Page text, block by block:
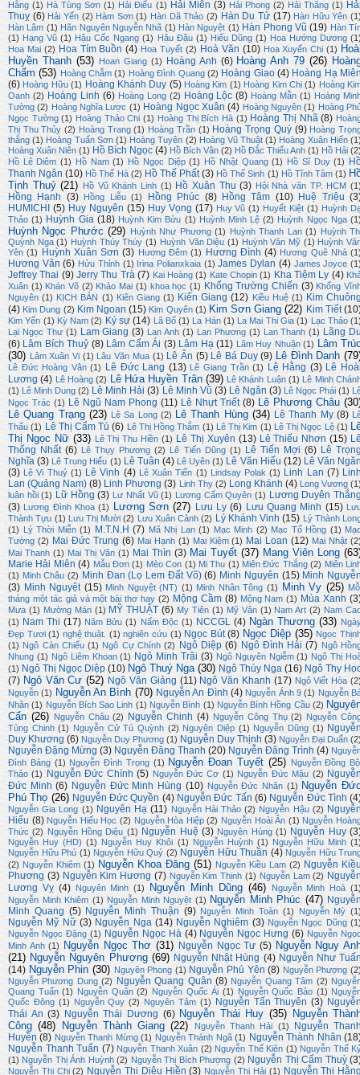
Hằng (1) Hà Tùng Sơn (1) Hải Điểu (1) Hải Miên (3) Hải Phong (2) Hải Thăng (1)
Thuỵ (6) Hải Yến (2) Hàm Sơn (1) Hàn Dã Thảo (2) Hàn Du Tử (17) Hàn Hữu Yên
Hàn Lâm (1) Hãn Nguyên Nguyễn Nhã (1) Hàn Nguyệt (1) Hàn Phong Vũ (19) Hàn
(1) Hạng Vũ (1) Hậu Cốc Ngang (1) Hậu Đậu (1) Hiếu Dũng (1) Hoa Hướng Dương
Hoa Mai (2) Hoa Tím Buồn (4) Hoa Tuyết (2) Hoà Văn (10) Hoa Xuyến Chi (1)
Huyền Thanh (53) Hoan Giang (1) Hoàng Anh (6) Hoàng Anh 79 (26)
Chẩm (53) Hoàng Chẫm (1) Hoàng Đình Quang (2) Hoàng Giao (4) Hoàng Hạ
(6) Hoàng Hữu (1) Hoàng Khánh Duy (5) Hoàng Kim (1) Hoàng Kim Chi (1) Hoàng
Oanh (2) Hoàng Linh (6) Hoàng Long (2) Hoàng Lộc (8) Hoàng Mẫn (1) Hoàng
Tường (2) Hoàng Nghĩa Lược (1) Hoàng Ngọc Xuân (4) Hoàng Nguyên (1) Hoàng
Ngọc Tường (1) Hoàng Thảo Chi (1) Hoàng Thị Bích Hà (1) Hoàng Thị Nhã (8)
Thị Thu Thủy (2) Hoàng Trang (1) Hoàng Trần (1) Hoàng Trọng Quý (9) Hoàng
thắng (1) Hoàng Tuấn Sơn (1) Hoàng Tuyên (2) Hoàng Vũ Thuật (1) Hoàng Xuân Hiến
Hoàng Xuân Niên (1) Hồ Bích Ngọc (4) Hồ Bích Vân (2) Hồ Đắc Thiếu Anh (1) Hồ Hải
Hồ Lê Diêm (1) Hồ Nam (1) Hồ Ngọc Diệp (1) Hồ Nhật Quang (1) Hồ Sĩ Duy (1)
Thanh Ngân (10) Hồ Thế Hà (2) Hồ Thế Phất (3) Hồ Thế Sinh (1) Hồ Tĩnh Tâm (1)
Tịnh Thuỷ (21) Hồ Vũ Khánh Linh (1) Hồ Xuân Thu (3) Hội Nhà văn TP. HCM
Hồng Hạnh (3) Hồng Liễu (1) Hồng Phúc (8) Hồng Tâm (10) Huệ Triệu
HUMICHI
(5) Huy Nguyên (15) Huy Vọng (17) Huy Vũ (1) Huyết Kiệt (1) Huỳnh
Thảo (1) Huỳnh Gia (18) Huỳnh Kim Bửu (1) Huỳnh Minh Lệ (2) Huỳnh Ngọc Nga
Huỳnh Ngọc Phước (29) Huỳnh Như Phương (1) Huỳnh Thanh Lan (1) Huỳnh
Quỳnh Nga (1) Huỳnh Thúy Thúy (1) Huỳnh Văn Diệu (1) Huỳnh Văn Mỹ (1) Huỳnh
Yên (1) Huỳnh Xuân Sơn (3) Hương Đêm (1) Hương Đình (4) Hương Quê Nhà
Hương Văn (6) Hửu Thỉnh (1) Irina Polianxkaia (1) James Dylan (4) James Joyce
Jeffrey Thai (9) Jerry Thu Trà (7) Kai Hoàng (1) Kate Chopin (1) Kha Tiệm Ly (4)
Xuân (1) Khán Võ (2) Khảo Mai (1) khoa học (1) Khổng Trường Chiến (3) Khổng
Nguyên (1) KỊCH BẢN (1) Kiên Giang (1) Kiến Giang (12) Kiều Huệ (1) Kim
(4) Kim Dung (2) Kim Ngoan (15) Kim Quyên (1) Kim Sơn Giang (22) Kim Tiết
Kim Yến (1) Kỳ Nam (2) Ký sự (14) Lã Bố (1) La Hán (1) La Mai Thi Gia (1) Lạc Thảo
Lại Ngọc Thư (1) Lam Giang (3) Lan Anh (1) Lan Phương (1) Lan Thanh (1) Lãng
(6) Lâm Bích Thuỷ (8) Lâm Cẩm Ái (3) Lâm Hạ (11) Lâm Huy Nhuận (1) Lâm
(30) Lâm Xuân Vi (1) Lâu Văn Mua (1) Lê Ân (5) Lê Bá Duy (9) Lê Đình Danh
Lê Đức Hoàng Vân (1) Lê Đức Lang (13) Lê Giang Trần (1) Lệ Hằng (3) Lê
Lương (4) Lê Hoàng (2) Lê Hứa Huyền Trân (39) Lê Khánh Luận (1) Lê Minh
(1) Lê Minh Dung (2) Lê Minh Hải (3) Lê Minh Vũ (3) Lê Ngân (3) Lê Ngọc Phái (1)
Ngọc Trác (1) Lê Ngũ Nam Phong (11) Lê Nhựt Triết (8) Lê Phương Châu
Lê Quang Trạng (23) Lê Sa Long (2) Lê Thanh Hùng (34) Lê Thanh My (8)
Thấu (1) Lê Thị Cẩm Tú (6) Lê Thị Hồng Thắm (1) Lê Thị Kim (1) Lê Thị Ngọc Lệ (1)
Thị Ngọc Nữ (33) Lê Thị Thu Hiền (1) Lê Thị Xuyên (13) Lê Thiếu Nhơn (15)
Thống Nhất (6) Lê Thụy Phương (2) Lê Tiến Dũng (1) Lê Tiến Mợi (6) Lê
Nghĩa (3) Lê Trung Hiếu (1) Lê Tuân (4) Lê Uyên (1) Lê Văn Hiếu (12) Lê Văn
(3) Lê Vi Thuỷ (1) Lê Vinh (4) Lê Xuân Tiến (1) Lindsay Polak (1) Linh Lan (7)
Lan (Quảng Nam) (8) Linh Phương (3) Linh Thy (2) Long Khánh (4) Long Vương
luân hồi (1) Lữ Hồng (3) Lư Nhất Vũ (1) Lương Cẩm Quyên (1) Lương Duyên
(3) Lương Đình Khoa (1) Lương Sơn (27) Lưu Ly (6) Lưu Quang Minh (15)
Thành Tựu (1) Lưu Thị Mười (2) Lưu Xuân Cảnh (2) Lý Khánh Vinh (15) Lý Thành
(1) Lý Thời Miễn (1) M.T.N.H (7) Mã Nhị Lan (1) Mạc Minh (2) Mạc Tố Hồng (1)
Tường (2) Mai Đức Trung (6) Mai Hạnh (1) Mai Kiệm (1) Mai Loan (12) Mai Nhật
Mai Thanh (1) Mai Thị Vân (1) Mai Thìn (3) Mai Tuyết (37) Mang Viên Long
Marie Hải Miên (4) Mẫu Đơn (1) Mèo Con (1) Mi Thu (1) Miên Đức Thắng (2) Miên
(1) Minh Châu (2) Minh Đan (Lọ Lem Đất Võ) (6) Minh Nguyên (15) Minh
(3) Minh Nguyệt (15) Minh Nguyệt (NT) (1) Minh Nhân Tông (1) Minh Vy (25)
tháng một tác giả và một bài thơ hay (2) Mộng Cầm (8) Mộng Nam (1) Mùa Xanh
Mưa (1) Mường Mán (1) MỸ THUẬT (6) My Tiên (1) Mỹ Vân (1) Nam Art (2) Nam
(1) Nam Thi (17) Năm Bửu (1) Nấm Độc (1) NCCGL (4) Ngàn Thương (33)
Đẹp Tươi (1) nghệ thuật. (1) nghiên cứu (1) Ngọc Bút (8) Ngọc Diệp (35) Ngọc
(1) Ngô Càn Chiểu (1) Ngô Cự Chính (2) Ngô Diệp (6) Ngô Đình Hải (7) Ngô
Nhung (1) Ngô Liêm Khoan (1) Ngô Minh Trãi (3) Ngô Nguyên Ngiễm (1) Ngô Thị
(1) Ngô Thị Ngọc Diệp (10) Ngô Thuý Nga (30) Ngô Thúy Nga (16) Ngô Thy
(7) Ngô Văn Cư (52) Ngô Văn Giảng (11) Ngô Văn Khanh (17) Ngô Viết Hòa
Nguyễn (1) Nguyễn An Bình (70) Nguyễn An Đình (4) Nguyễn Ánh 9 (1) Nguyễn
Nhân (1) Nguyễn Bích Sao Linh (1) Nguyễn Bình (1) Nguyễn Bính Hồng Cầu (2)
Cẩn (26) Nguyễn Châu (2) Nguyễn Chinh (4) Nguyễn Công Thụ (2) Nguyễn
Tùng Chinh (1) Nguyễn Cử Tú Quỳnh (2) Nguyên Diệp (1) Nguyễn Dũng (1)
Duy Khương (6) Nguyễn Duy Phương (1) Nguyễn Duy Thịnh (3) Nguyễn Đại Duẩn
Nguyễn Đặng Mừng (3) Nguyễn Đăng Thanh (20) Nguyễn Đăng Trình (4)
Đình Bảng (1) Nguyễn Đình Trọng (1) Nguyễn Đoan Tuyết (25)
Nguyễn Đồng
Thảo (1) Nguyễn Đức Chính (5) Nguyễn Đức Cơ (1) Nguyễn Đức Mậu (2)
Đức Minh (6) Nguyễn Đức Minh Hùng (10) Nguyễn Đức Nhân (1) Nguyễn
Phú Thọ (26) Nguyễn Đức Quyền (4) Nguyễn Đức Tấn (6) Nguyễn Đức Tình
Nguyễn Gia Long (1) Nguyên Hạ (11) Nguyễn Hải Thảo (2) Nguyễn Hậu (2)
Hiếu (8) Nguyễn Hiếu Học (2) Nguyễn Hòa Hiệp (2) Nguyễn Hoài Ân (1) Nguyễn
Thức (2) Nguyễn Hồng Diệu (1) Nguyễn Huệ (3) Nguyên Hùng (1) Nguyễn Huy
Nguyễn Huy (HD) (1) Nguyễn Huy Khôi (1) Nguyễn Huỳnh (1) Nguyễn Hữu Minh
Nguyễn Hữu Phú (1) Nguyễn Hữu Quý (2) Nguyễn Hữu Thuần (4) Nguyễn Hữu
(2) Nguyễn Khiêm (1) Nguyễn Khoa Đăng (51) Nguyễn Kiều Lam (2) Nguyễn
Phương (3) Nguyễn Kim Hương (7) Nguyễn Kim Thịnh (1) Nguyễn Lam (2)
Lương Vỵ (4) Nguyên Minh (1) Nguyễn Minh Dũng (46) Nguyễn Minh Hoà
Nguyễn Minh Khiêm (1) Nguyễn Minh Nguyệt (1) Nguyễn Minh Phúc (47)
Minh Quang (5) Nguyễn Minh Thuận (9) Nguyễn Minh Toàn (1) Nguyễn Mỳ
Nguyễn Mỹ Nữ (3) Nguyễn Nga (14) Nguyễn Nghiêm (3) Nguyễn Ngọc Dũng
Nguyễn Ngọc Đặng (1) Nguyễn Ngọc Hà (4) Nguyễn Ngọc Hưng (6) Nguyễn
Minh Anh (1) Nguyễn Ngọc Thơ (31) Nguyễn Ngọc Tư (5) Nguyễn Nguy
(21) Nguyễn Nguyên Phượng (69) Nguyễn Nhật Hùng (4) Nguyễn Như
(14) Nguyễn Phin (30) Nguyên Phong (1) Nguyễn Phú Yên (8) Nguyễn Phượng
Nguyễn Phương Dung (2) Nguyễn Quang Quân (8) Nguyễn Quang Tâm (2)
Quang Tuấn (1) Nguyễn Quân (2) Nguyễn Quốc Ái (1) Nguyễn Quốc Bảo (1)
Quốc Đông (1) Nguyễn Quy (2) Nguyên Tâm (1) Nguyễn Tấn Thuyên (3)
Thái An (3) Nguyễn Thái Dương (6) Nguyễn Thái Huy (35)
Nguyễn
Công (48) Nguyễn Thành Giang (22) Nguyễn Thanh Hải (1)
Nguyễn
Huyền (8) Nguyễn Thanh Mừng (1) Nguyễn Thánh Ngã (1) Nguyễn Thành Nhân
Nguyễn Thanh Tuấn (7) Nguyễn Thanh Xuân (2) Nguyễn Thế Kiên (1) Nguyễn Thế
(1) Nguyễn Thị Ánh Huỳnh (2) Nguyễn Thị Bích Phượng (2) Nguyễn Thị Cẩm Thuỳ
Nguyễn Thị Chi (2) Nguyễn Thị Diệu Hiền (3) Nguyễn Thị Hải (1) Nguyễn Thị